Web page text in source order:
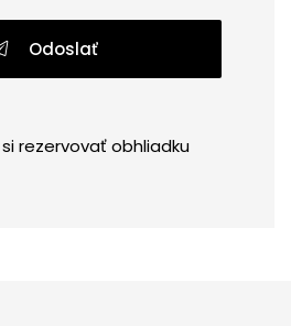
Odoslať
rezervovať obhliadku